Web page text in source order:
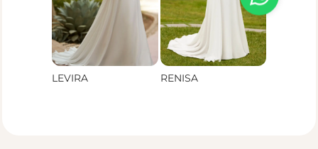
LEVIRA RENISA